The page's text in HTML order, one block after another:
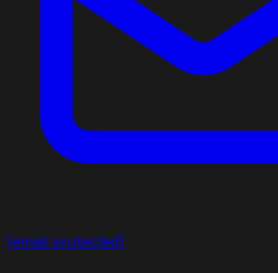
[email protected]